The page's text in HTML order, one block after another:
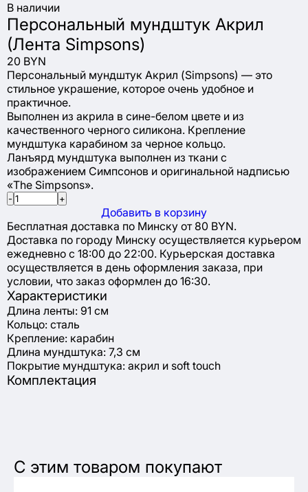
В наличии
Персональный мундштук Акрил
(Лента Simpsons)
20 BYN
Персональный мундштук Акрил (Simpsons) — это
стильное украшение, которое очень удобное и
практичное.
Выполнен из акрила в сине-белом цвете и из
качественного черного силикона. Крепление
мундштука карабином за черное кольцо.
Ланъярд мундштука выполнен из ткани с
изображением Симпсонов и оригинальной надписью
«The Simpsons».
- +
Добавить в корзину
Бесплатная доставка по Минску от 80 BYN.
Доставка по городу Минску осуществляется курьером
ежедневно с 18:00 до 22:00. Курьерская доставка
осуществляется в день оформления заказа, при
условии, что заказ оформлен до 16:30.
Характеристики
Длина ленты: 91 см
Кольцо: сталь
Крепление: карабин
Длина мундштука: 7,3 см
Покрытие мундштука: акрил и soft touch
Комплектация
С этим товаром покупают